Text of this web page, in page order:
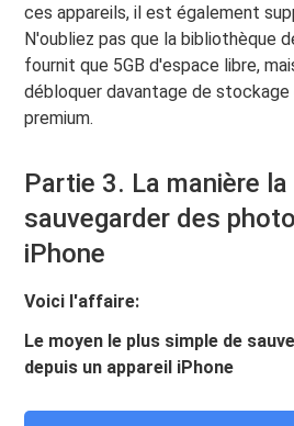
ces appareils, il est également
N'oubliez pas que la bibliothèque
fournit que 5GB d'espace libre,
débloquer davantage de stockage
premium.
Partie 3. La manière
sauvegarder des
iPhone
Voici l'affaire:
Le moyen le plus simple de
depuis un appareil iPhone